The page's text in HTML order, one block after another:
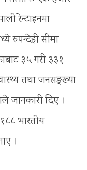
रेन्टाइनमा
रुपन्देही सीमा
३५ गरी ३३१
तथा जनसङ्ख्या
जानकारी दिए ।
भारतीय
।